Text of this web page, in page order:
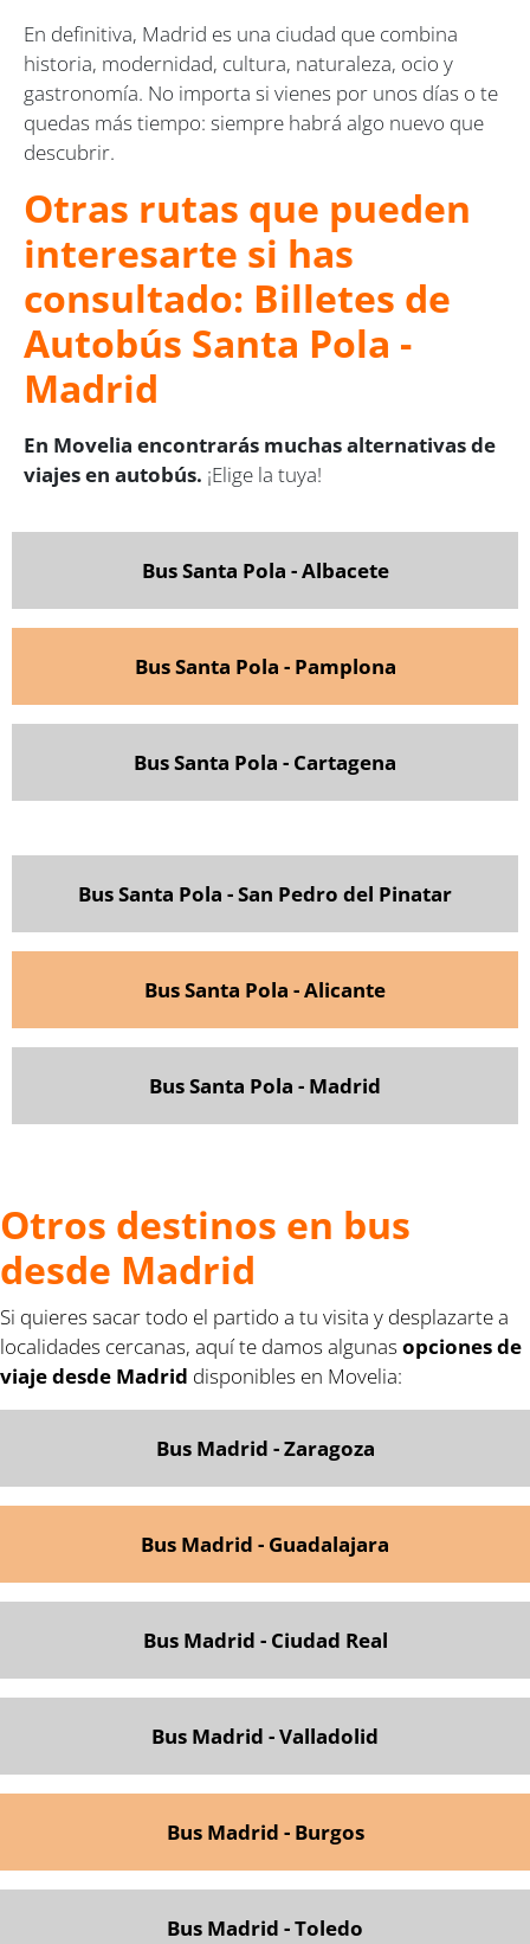
En definitiva, Madrid es una ciudad que combina
historia, modernidad, cultura, naturaleza, ocio y
gastronomía. No importa si vienes por unos días o te
quedas más tiempo: siempre habrá algo nuevo que
descubrir.
Otras rutas que pueden
interesarte si has
consultado: Billetes de
Autobús Santa Pola -
Madrid
En Movelia encontrarás muchas alternativas de
viajes en autobús. ¡Elige la tuya!
Bus Santa Pola - Albacete
Bus Santa Pola - Pamplona
Bus Santa Pola - Cartagena
Bus Santa Pola - San Pedro del Pinatar
Bus Santa Pola - Alicante
Bus Santa Pola - Madrid
Otros destinos en bus
desde Madrid
Si quieres sacar todo el partido a tu visita y desplazarte a
localidades cercanas, aquí te damos algunasopciones de
viaje desde Madrid disponibles en Movelia:
Bus Madrid - Zaragoza
Bus Madrid - Guadalajara
Bus Madrid - Ciudad Real
Bus Madrid - Valladolid
Bus Madrid - Burgos
Bus Madrid - Toledo